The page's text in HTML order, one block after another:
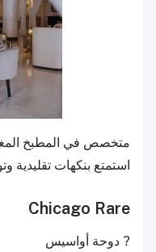
متخصص في المطبخ
استمتع بنكهات تقليدية
Chicago Rare
? دوحة أواسيس